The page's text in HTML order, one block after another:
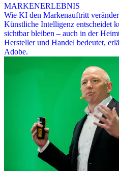
MARKENERLEBNIS
Wie KI den Markenauftritt
Künstliche Intelligenz entscheidet
sichtbar bleiben – auch in der
Hersteller und Handel bedeutet,
Adobe.